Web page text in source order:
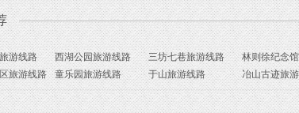
游线路 西湖公园旅游线路 三坊七巷旅游线路
旅游线路 童乐园旅游线路 于山旅游线路 冶山古迹旅